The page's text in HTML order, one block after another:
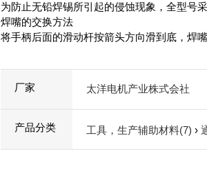
为防止无铅焊锡所引起的侵蚀现象，全型号
焊嘴的交换方法
将手柄后面的滑动杆按箭头方向滑到底，焊
厂家 太洋电机产业株式会社
产品分类 工具，生产辅助材料(7) ›